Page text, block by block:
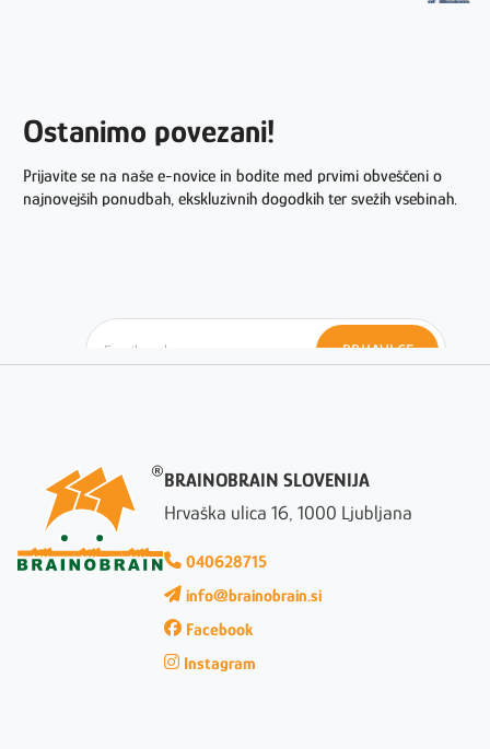
Ostanimo povezani!
Prijavite se na naše e-novice in bodite med prvimi obveščeni o
najnovejših ponudbah, ekskluzivnih dogodkih ter svežih vsebinah.
PRIJAVI SE
BRAINOBRAIN SLOVENIJA
Hrvaška ulica 16, 1000 Ljubljana
040628715
info@brainobrain.si
Facebook
Instagram